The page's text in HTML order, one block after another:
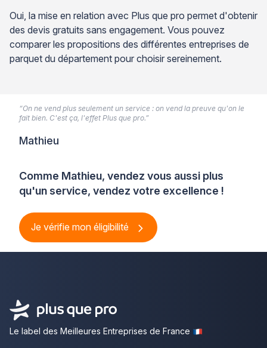
Oui, la mise en relation avec Plus que pro permet d'obtenir
des devis gratuits sans engagement. Vous pouvez
comparer les propositions des différentes entreprises de
parquet du département pour choisir sereinement.
Comme Mathieu, vendez vous aussi plus
qu'un service, vendez votre excellence !
Je vérifie mon éligibilité
“On ne vend plus seulement un service : on vend la preuve qu'on le
fait bien. C'est ça, l'effet Plus que pro.”
Mathieu
Le label des Meilleures Entreprises de France